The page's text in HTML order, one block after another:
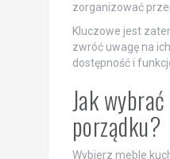
zorganizować
Kluczowe jest
zwróć uwagę na
dostępność i
Jak
porządku?
Wybierz meble